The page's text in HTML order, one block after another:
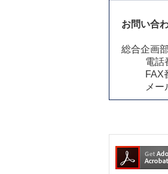
お問い合
総合企画
電話
FAX
メー